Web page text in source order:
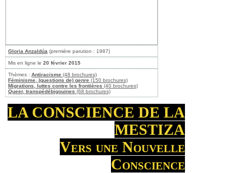
Gloria Anzaldúa (première parution : 1987)
Mis en ligne le 20 février 2015
Thèmes : Antiracisme (48 brochures)
Féminisme, (questions de) genre (150 brochures)
Migrations, luttes contre les frontières (40 brochures)
Queer, transpédébigouines (68 brochures)
LA CONSCIENCE DE LA
MESTIZA
Vers une Nouvelle
Conscience